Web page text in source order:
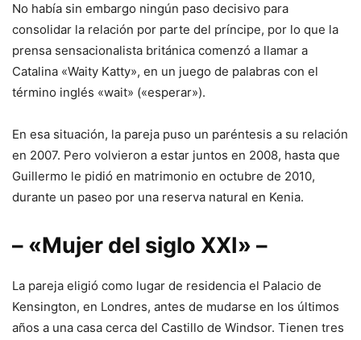
No había sin embargo ningún paso decisivo para
consolidar la relación por parte del príncipe, por lo que la
prensa sensacionalista británica comenzó a llamar a
Catalina «Waity Katty», en un juego de palabras con el
término inglés «wait» («esperar»).
En esa situación, la pareja puso un paréntesis a su relación
en 2007. Pero volvieron a estar juntos en 2008, hasta que
Guillermo le pidió en matrimonio en octubre de 2010,
durante un paseo por una reserva natural en Kenia.
– «Mujer del siglo XXI» –
La pareja eligió como lugar de residencia el Palacio de
Kensington, en Londres, antes de mudarse en los últimos
años a una casa cerca del Castillo de Windsor. Tienen tres